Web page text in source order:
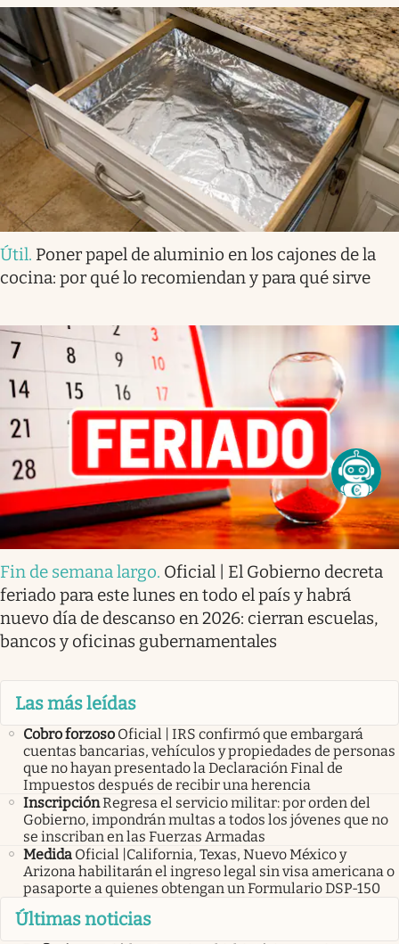
Útil. Poner papel de aluminio en los cajones de la
cocina: por qué lo recomiendan y para qué sirve
Fin de semana largo. Oficial | El Gobierno decreta
feriado para este lunes en todo el país y habrá
nuevo día de descanso en 2026: cierran escuelas,
bancos y oficinas gubernamentales
Las más leídas
Cobro forzoso Oficial | IRS confirmó que embargará
cuentas bancarias, vehículos y propiedades de personas
que no hayan presentado la Declaración Final de
Impuestos después de recibir una herencia
InscripciónRegresa el servicio militar: por orden del
Gobierno, impondrán multas a todos los jóvenes que no
se inscriban en las Fuerzas Armadas
Medida Oficial |California, Texas, Nuevo México y
Arizona habilitarán el ingreso legal sin visa americana o
pasaporte a quienes obtengan un Formulario DSP-150
Últimas noticias